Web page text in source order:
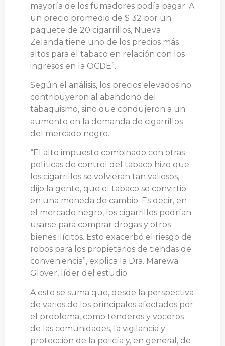
mayoría de los fumadores podía pagar. A
un precio promedio de $ 32 por un
paquete de 20 cigarrillos, Nueva
Zelanda tiene uno de los precios más
altos para el tabaco en relación con los
ingresos en la OCDE”.
Según el análisis, los precios elevados no
contribuyeron al abandono del
tabaquismo, sino que condujeron a un
aumento en la demanda de cigarrillos
del mercado negro.
“El alto impuesto combinado con otras
políticas de control del tabaco hizo que
los cigarrillos se volvieran tan valiosos,
dijo la gente, que el tabaco se convirtió
en una moneda de cambio. Es decir, en
el mercado negro, los cigarrillos podrían
usarse para comprar drogas y otros
bienes ilícitos. Esto exacerbó el riesgo de
robos para los propietarios de tiendas de
conveniencia”, explica la Dra. Marewa
Glover, líder del estudio.
A esto se suma que, desde la perspectiva
de varios de los principales afectados por
el problema, como tenderos y voceros
de las comunidades, la vigilancia y
protección de la policía y, en general, de